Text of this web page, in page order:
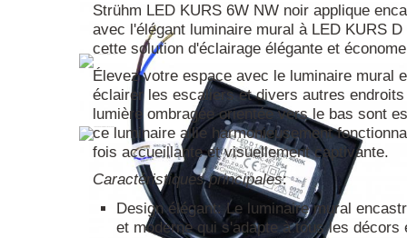
Strühm LED KURS 6W NW noir applique
avec l'élégant luminaire mural à LED KURS
cette solution d'éclairage élégante et
Élevez votre espace avec le luminaire mural
éclairer les escaliers et divers autres
lumière ombragée orientée vers le bas sont
ce luminaire allie harmonieusement
fois accueillante et visuellement captivante.
Caractéristiques principales:
Design élégant: Le luminaire mural
et moderne qui s'adapte à tous les